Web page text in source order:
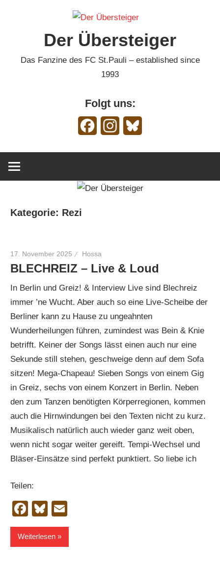
Der Übersteiger
Das Fanzine des FC St.Pauli – established since
1993
Folgt uns:
FacebookInstagram
Kategorie: Rezi
17. November 2025 Hossa
BLECHREIZ – Live & Loud
In Berlin und Greiz! & Interview Live sind Blechreiz
immer ’ne Wucht. Aber auch so eine Live-Scheibe der
Berliner kann zu Hause zu ungeahnten
Wunderheilungen führen, zumindest was Bein & Knie
betrifft. Keiner der Songs lässt einen auch nur eine
Sekunde still stehen, geschweige denn auf dem Sofa
sitzen! Mega-Chapeau! Sieben Songs von einem Gig
in Greiz, sechs von einem Konzert in Berlin. Neben
den zum Tanzen benötigten Körperregionen, kommen
auch die Hirnwindungen bei den Texten nicht zu kurz.
Musikalisch natürlich auch wieder ganz weit oben,
wenn nicht sogar weiter gereift. Tempi-Wechsel und
Bläser-Einsätze sind perfekt punktiert. So liebe ich
Teilen:
Facebook
Bluesky
Weiterlesen